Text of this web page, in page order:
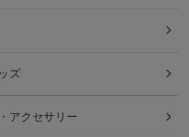
ズ
アクセサリー